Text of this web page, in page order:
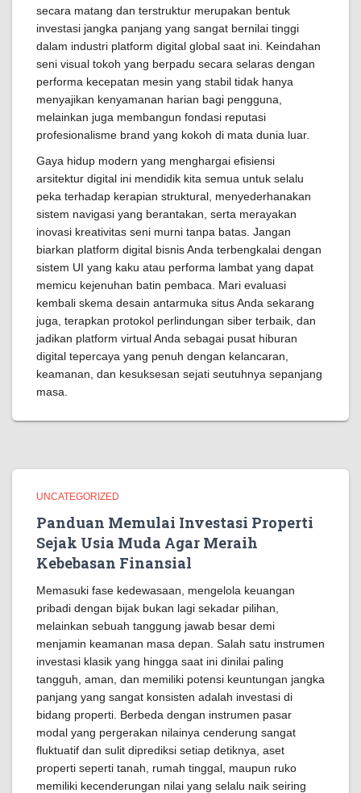
secara matang dan terstruktur merupakan bentuk
investasi jangka panjang yang sangat bernilai tinggi
dalam industri platform digital global saat ini. Keindahan
seni visual tokoh yang berpadu secara selaras dengan
performa kecepatan mesin yang stabil tidak hanya
menyajikan kenyamanan harian bagi pengguna,
melainkan juga membangun fondasi reputasi
profesionalisme brand yang kokoh di mata dunia luar.
Gaya hidup modern yang menghargai efisiensi
arsitektur digital ini mendidik kita semua untuk selalu
peka terhadap kerapian struktural, menyederhanakan
sistem navigasi yang berantakan, serta merayakan
inovasi kreativitas seni murni tanpa batas. Jangan
biarkan platform digital bisnis Anda terbengkalai dengan
sistem UI yang kaku atau performa lambat yang dapat
memicu kejenuhan batin pembaca. Mari evaluasi
kembali skema desain antarmuka situs Anda sekarang
juga, terapkan protokol perlindungan siber terbaik, dan
jadikan platform virtual Anda sebagai pusat hiburan
digital tepercaya yang penuh dengan kelancaran,
keamanan, dan kesuksesan sejati seutuhnya sepanjang
masa.
UNCATEGORIZED
Panduan Memulai Investasi Properti
Sejak Usia Muda Agar Meraih
Kebebasan Finansial
Memasuki fase kedewasaan, mengelola keuangan
pribadi dengan bijak bukan lagi sekadar pilihan,
melainkan sebuah tanggung jawab besar demi
menjamin keamanan masa depan. Salah satu instrumen
investasi klasik yang hingga saat ini dinilai paling
tangguh, aman, dan memiliki potensi keuntungan jangka
panjang yang sangat konsisten adalah investasi di
bidang properti. Berbeda dengan instrumen pasar
modal yang pergerakan nilainya cenderung sangat
fluktuatif dan sulit diprediksi setiap detiknya, aset
properti seperti tanah, rumah tinggal, maupun ruko
memiliki kecenderungan nilai yang selalu naik seiring